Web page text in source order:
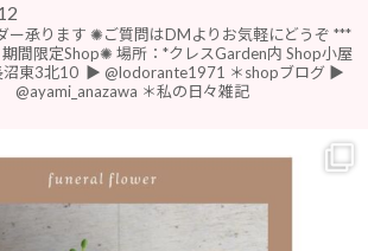
ー承ります ✺ご質問はDMよりお気軽にどうぞ ***
間限定Shop✺ 場所：*クレスGarden内 Shop小屋
沼東3北10⁡ ▶︎ @lodorante1971 ＊shopブログ ▶︎
@ayami_anazawa ＊私の日々雑記